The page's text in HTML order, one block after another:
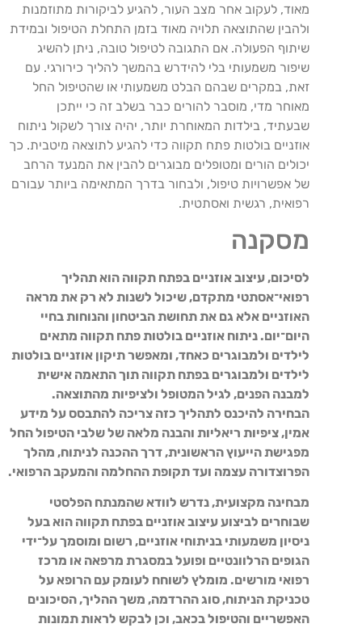
מאוד, לעקוב אחר מצב העור, להגיע לביקורות מתוזמנות
ולהבין שהתוצאה תלויה מאוד בזמן התחלת הטיפול ובמידת
שיתוף הפעולה. אם התגובה לטיפול טובה, ניתן להשיג
שיפור משמעותי בלי להידרש בהמשך להליך כירורגי. עם
זאת, במקרים שבהם הבלט משמעותי או שהטיפול החל
מאוחר מדי, מוסבר להורים כבר בשלב זה כי ייתכן
שבעתיד, בילדות המאוחרת יותר, יהיה צורך לשקול ניתוח
אוזניים בולטות פתח תקווה כדי להגיע לתוצאה מיטבית. כך
יכולים הורים ומטופלים מבוגרים להבין את המנעד הרחב
של אפשרויות טיפול, ולבחור בדרך המתאימה ביותר עבורם
רפואית, רגשית ואסתטית.
מסקנה
לסיכום, עיצוב אוזניים בפתח תקווה הוא תהליך
רפואי־אסתטי מתקדם, שיכול לשנות לא רק את מראה
האוזניים אלא גם את תחושת הביטחון והנוחות בחיי
היום־יום. ניתוח אוזניים בולטות פתח תקווה מתאים
לילדים ולמבוגרים כאחד, ומאפשר תיקון אוזניים בולטות
לילדים ולמבוגרים בפתח תקווה תוך התאמה אישית
למבנה הפנים, לגיל המטופל ולציפיות מהתוצאה.
הבחירה להיכנס לתהליך כזה צריכה להתבסס על מידע
אמין, ציפיות ריאליות והבנה מלאה של שלבי הטיפול החל
מפגישת הייעוץ הראשונית, דרך ההכנה לניתוח, מהלך
הפרוצדורה עצמה ועד תקופת ההחלמה והמעקב הרפואי.
מבחינה מקצועית, נדרש לוודא שהמנתח הפלסטי
שבוחרים לביצוע עיצוב אוזניים בפתח תקווה הוא בעל
ניסיון משמעותי בניתוחי אוזניים, רשום ומוסמך על־ידי
הגופים הרלוונטיים ופועל במסגרת מרפאה או מרכז
רפואי מורשים. מומלץ לשוחח לעומק עם הרופא על
טכניקת הניתוח, סוג ההרדמה, משך ההליך, הסיכונים
האפשריים והטיפול בכאב, וכן לבקש לראות תמונות